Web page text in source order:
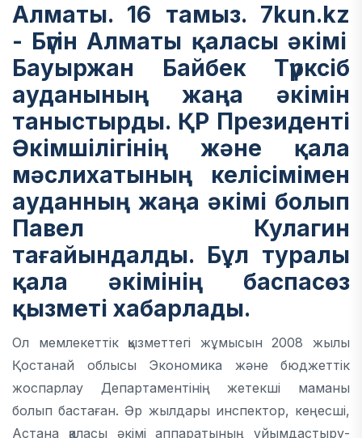
Алматы. 16 тамыз. 7kun.kz
- Бүгін Алматы қаласы әкімі
Бауыржан Байбек Түрксіб
ауданының жаңа әкімін
таныстырды. ҚР Президенті
Әкімшілігінің және қала
мәслихатының келісімімен
ауданның жаңа әкімі болып
Павел Кулагин
тағайындалды. Бұл туралы
қала әкімінің баспасөз
қызметі хабарлады.
Ол мемлекеттік қызметтегі жұмысын 2008 жылы
Қостанай облысы Экономика және бюджеттік
жоспарлау Департаментінің жетекші маманы
болып бастаған. Әр жылдары инспектор, кеңесші,
Астана қаласы әкімі аппаратының ұйымдастыру-